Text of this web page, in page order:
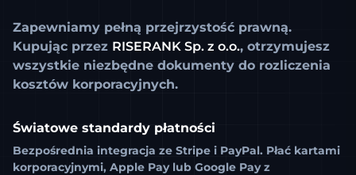
Zapewniamy pełną przejrzystość prawną.
Kupując przez RISERANK Sp. z o.o., otrzymujesz
wszystkie niezbędne dokumenty do rozliczenia
kosztów korporacyjnych.
Światowe standardy płatności
Bezpośrednia integracja ze Stripe i PayPal. Płać kartami
korporacyjnymi, Apple Pay lub Google Pay z